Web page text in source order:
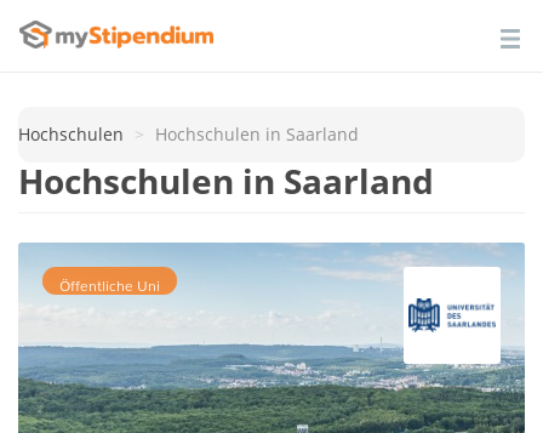
Hochschulen Hochschulen in Saarland
Hochschulen in Saarland
Öffentliche Uni